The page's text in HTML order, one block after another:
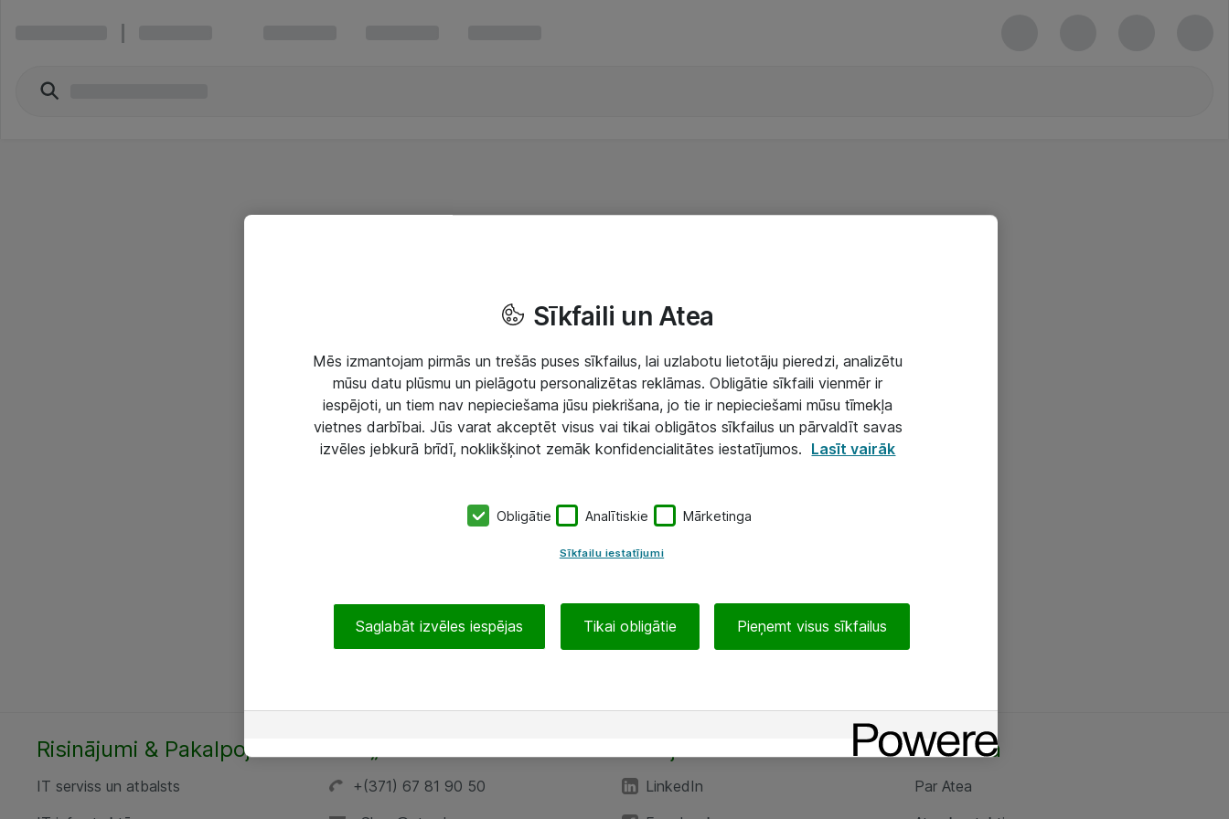
Risinājumi & Pakalpojumi
IT serviss un atbalsts
+(371) 67 81 90 50
LinkedIn
Par Atea
Par Atea
Sīkfaili un Atea
Mēs izmantojam pirmās un trešās puses sīkfailus, lai uzlabotu lietotāju pieredzi, analizētu
mūsu datu plūsmu un pielāgotu personalizētas reklāmas. Obligātie sīkfaili vienmēr ir
iespējoti, un tiem nav nepieciešama jūsu piekrišana, jo tie ir nepieciešami mūsu tīmekļa
vietnes darbībai. Jūs varat akceptēt visus vai tikai obligātos sīkfailus un pārvaldīt savas
izvēles jebkurā brīdī, noklikšķinot zemāk konfidencialitātes iestatījumos. Lasīt vairāk
Obligātie Analītiskie Mārketinga
Sīkfailu iestatījumi
Saglabāt izvēles iespējas Tikai obligātie Pieņemt visus sīkfailus